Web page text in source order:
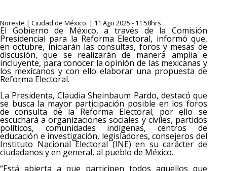
Noreste | Ciudad de México. | 11 Ago 2025 - 11:58hrs
El Gobierno de México, a través de la Comisión
Presidencial para la Reforma Electoral, informó que,
en octubre, iniciarán las consultas, foros y mesas de
discusión, que se realizarán de manera amplia e
incluyente, para conocer la opinión de las mexicanas y
los mexicanos y con ello elaborar una propuesta de
Reforma Electoral.
La Presidenta, Claudia Sheinbaum Pardo, destacó que
se busca la mayor participación posible en los foros
de consulta de la Reforma Electoral, por ello se
escuchará a organizaciones sociales y civiles, partidos
políticos, comunidades indígenas, centros de
educación e investigación, legisladores, consejeros del
Instituto Nacional Electoral (INE) en su carácter de
ciudadanos y en general, al pueblo de México.
“Está abierta a que participen todos aquellos que